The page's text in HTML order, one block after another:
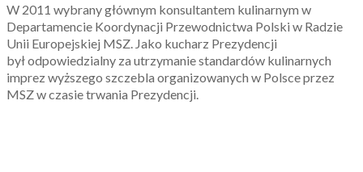
W 2011 wybrany głównym konsultantem kulinarnym w
Departamencie Koordynacji Przewodnictwa Polski w Radzie
Unii Europejskiej MSZ. Jako kucharz Prezydencji
był odpowiedzialny za utrzymanie standardów kulinarnych
imprez wyższego szczebla organizowanych w Polsce przez
MSZ w czasie trwania Prezydencji.